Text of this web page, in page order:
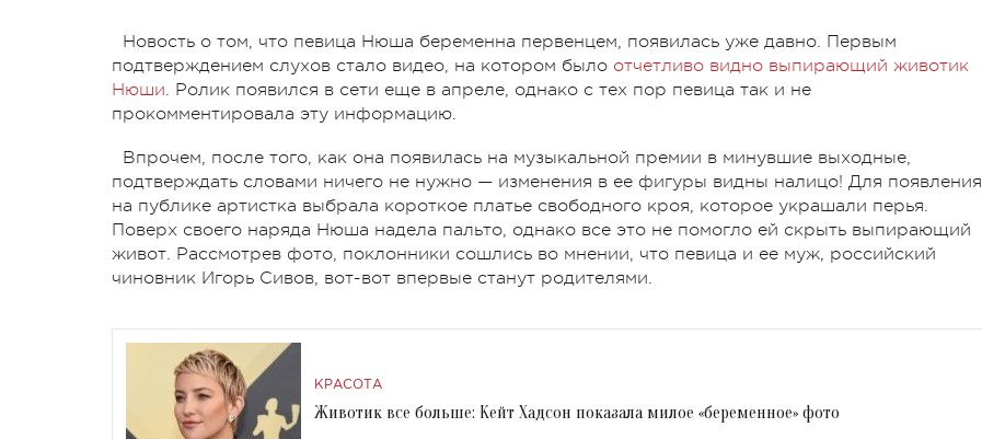
Новость о том, что певица Нюша беременна первенцем, появилась уже давно. Первым
подтверждением слухов стало видео, на котором было отчетливо видно выпирающий животик
Нюши. Ролик появился в сети еще в апреле, однако с тех пор певица так и не
прокомментировала эту информацию.
Впрочем, после того, как она появилась на музыкальной премии в минувшие выходные,
подтверждать словами ничего не нужно — изменения в ее фигуры видны налицо! Для появления
на публике артистка выбрала короткое платье свободного кроя, которое украшали перья.
Поверх своего наряда Нюша надела пальто, однако все это не помогло ей скрыть выпирающий
живот. Рассмотрев фото, поклонники сошлись во мнении, что певица и ее муж, российский
чиновник Игорь Сивов, вот-вот впервые станут родителями.
КРАСОТА
Животик все больше: Кейт Хадсон показала милое «беременное» фото